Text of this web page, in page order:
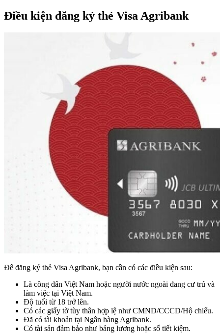
Điều kiện đăng ký thẻ Visa Agribank
Để đăng ký thẻ Visa Agribank, bạn cần có các điều kiện sau:
Là công dân Việt Nam hoặc người nước ngoài đang cư trú và
làm việc tại Việt Nam.
Độ tuổi từ 18 trở lên.
Có các giấy tờ tùy thân hợp lệ như CMND/CCCD/Hộ chiếu.
Đã có tài khoản tại Ngân hàng Agribank.
Có tài sản đảm bảo như bảng lương hoặc sổ tiết kiệm.